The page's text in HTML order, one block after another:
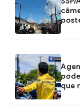
que